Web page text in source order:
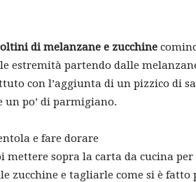
di melanzane e zucchine
estremità partendo dalle
con l’aggiunta di un pizzico di
un po’ di parmigiano.
e fare dorare
sopra la carta da cucina per
zucchine e tagliarle come si è